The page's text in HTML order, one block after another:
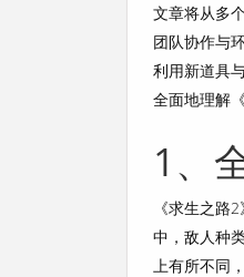
文章将从多
团队协作与
利用新道具
全面地理解
1、
《求生之路
中，敌人种
上有所不同